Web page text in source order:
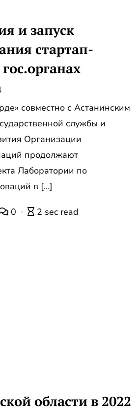
и запуск
стартап-
совместно с Астанинским
службы и
Организации
продолжают
Лаборатории по
в […]
0 2 sec read
области в 2022